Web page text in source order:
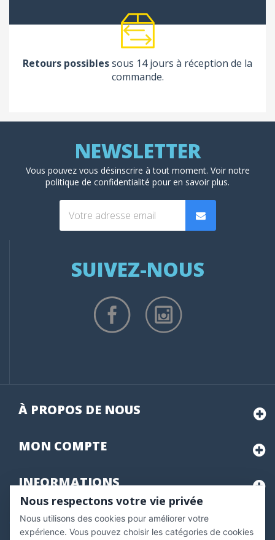
Retours possiblessous 14 jours à réception de la
commande.
Vous pouvez vous désinscrire à tout moment. Voir notre
politique de confidentialité pour en savoir plus.
SUIVEZ-NOUS
À PROPOS DE NOUS
MON COMPTE
INFORMATIONS
Marchand approuvé par la Société des Avis Garantis,
pour vérifier .
Nous respectons votre vie privée
Nous utilisons des cookies pour améliorer votre
expérience. Vous pouvez choisir les catégories de cookies